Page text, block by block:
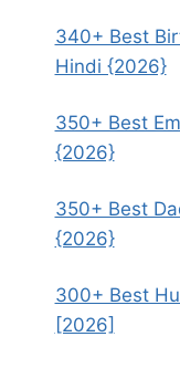
340+ Best
Hindi {2026}
350+ Best
{2026}
350+ Best
{2026}
300+ Best
[2026]